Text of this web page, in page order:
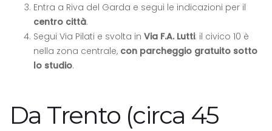
Entra a Riva del Garda e segui le indicazioni per il
centro città.
Segui Via Pilati e svolta in Via F.A. Lutti: il civico 10 è
nella zona centrale, con parcheggio gratuito sotto
lo studio.
Da Trento (circa 45